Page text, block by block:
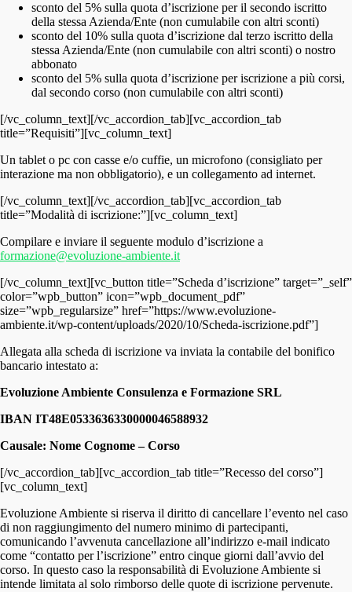
sconto del 5% sulla quota d’iscrizione per il secondo iscritto
della stessa Azienda/Ente (non cumulabile con altri sconti)
sconto del 10% sulla quota d’iscrizione dal terzo iscritto della
stessa Azienda/Ente (non cumulabile con altri sconti) o nostro
abbonato
sconto del 5% sulla quota d’iscrizione per iscrizione a più corsi,
dal secondo corso (non cumulabile con altri sconti)
[/vc_column_text][/vc_accordion_tab][vc_accordion_tab
title=”Requisiti”][vc_column_text]
Un tablet o pc con casse e/o cuffie, un microfono (consigliato per
interazione ma non obbligatorio), e un collegamento ad internet.
[/vc_column_text][/vc_accordion_tab][vc_accordion_tab
title=”Modalità di iscrizione:”][vc_column_text]
Compilare e inviare il seguente modulo d’iscrizione a
formazione@evoluzione-ambiente.it
[/vc_column_text][vc_button title=”Scheda d’iscrizione” target=”_self”
color=”wpb_button” icon=”wpb_document_pdf”
size=”wpb_regularsize” href=”https://www.evoluzione-
ambiente.it/wp-content/uploads/2020/10/Scheda-iscrizione.pdf”]
Allegata alla scheda di iscrizione va inviata la contabile del bonifico
bancario intestato a:
Evoluzione Ambiente Consulenza e Formazione SRL
IBAN IT48E0533636330000046588932
Causale: Nome Cognome – Corso
[/vc_accordion_tab][vc_accordion_tab title=”Recesso del corso”]
[vc_column_text]
Evoluzione Ambiente si riserva il diritto di cancellare l’evento nel caso
di non raggiungimento del numero minimo di partecipanti,
comunicando l’avvenuta cancellazione all’indirizzo e-mail indicato
come “contatto per l’iscrizione” entro cinque giorni dall’avvio del
corso. In questo caso la responsabilità di Evoluzione Ambiente si
intende limitata al solo rimborso delle quote di iscrizione pervenute.